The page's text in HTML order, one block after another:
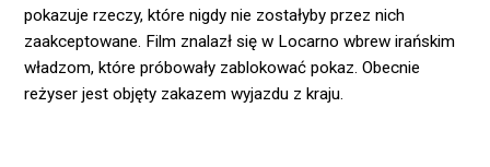
pokazuje rzeczy, które nigdy nie zostałyby przez nich
zaakceptowane. Film znalazł się w Locarno wbrew irańskim
władzom, które próbowały zablokować pokaz. Obecnie
reżyser jest objęty zakazem wyjazdu z kraju.